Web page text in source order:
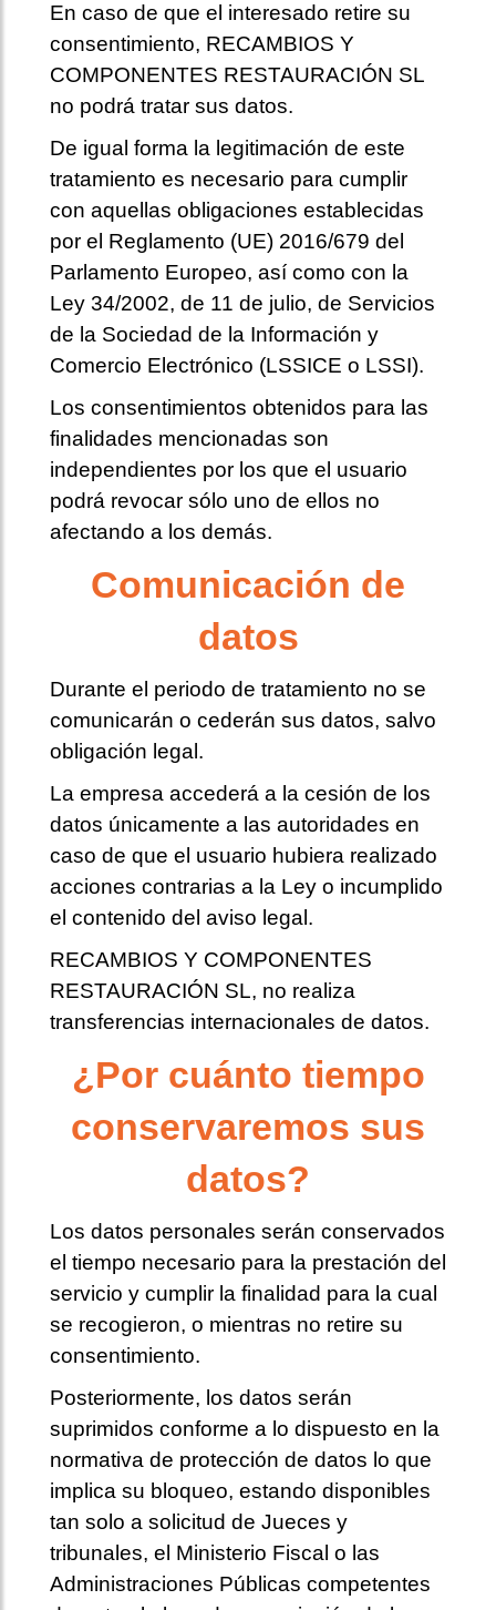
En caso de que el interesado retire su
consentimiento, RECAMBIOS Y
COMPONENTES RESTAURACIÓN SL
no podrá tratar sus datos.
De igual forma la legitimación de este
tratamiento es necesario para cumplir
con aquellas obligaciones establecidas
por el Reglamento (UE) 2016/679 del
Parlamento Europeo, así como con la
Ley 34/2002, de 11 de julio, de Servicios
de la Sociedad de la Información y
Comercio Electrónico (LSSICE o LSSI).
Los consentimientos obtenidos para las
finalidades mencionadas son
independientes por los que el usuario
podrá revocar sólo uno de ellos no
afectando a los demás.
Comunicación de
datos
Durante el periodo de tratamiento no se
comunicarán o cederán sus datos, salvo
obligación legal.
La empresa accederá a la cesión de los
datos únicamente a las autoridades en
caso de que el usuario hubiera realizado
acciones contrarias a la Ley o incumplido
el contenido del aviso legal.
RECAMBIOS Y COMPONENTES
RESTAURACIÓN SL, no realiza
transferencias internacionales de datos.
¿Por cuánto tiempo
conservaremos sus
datos?
Los datos personales serán conservados
el tiempo necesario para la prestación del
servicio y cumplir la finalidad para la cual
se recogieron, o mientras no retire su
consentimiento.
Posteriormente, los datos serán
suprimidos conforme a lo dispuesto en la
normativa de protección de datos lo que
implica su bloqueo, estando disponibles
tan solo a solicitud de Jueces y
tribunales, el Ministerio Fiscal o las
Administraciones Públicas competentes